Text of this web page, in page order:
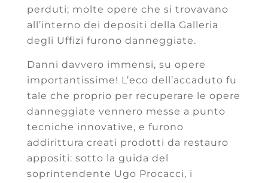
perduti; molte opere che si trovavano
all’interno dei depositi della Galleria
degli Uffizi furono danneggiate.
Danni davvero immensi, su opere
importantissime! L’eco dell’accaduto fu
tale che proprio per recuperare le opere
danneggiate vennero messe a punto
tecniche innovative, e furono
addirittura creati prodotti da restauro
appositi: sotto la guida del
soprintendente Ugo Procacci, i